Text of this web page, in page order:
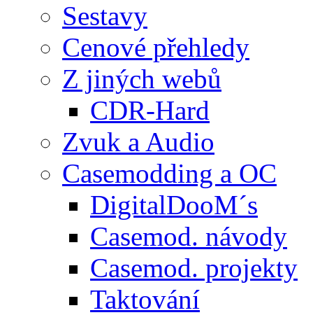
Sestavy
Cenové přehledy
Z jiných webů
CDR-Hard
Zvuk a Audio
Casemodding a OC
DigitalDooM´s
Casemod. návody
Casemod. projekty
Taktování